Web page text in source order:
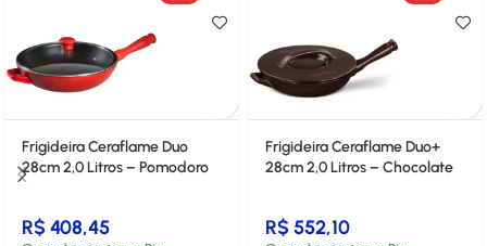
Frigideira Ceraflame Duo
28cm 2,0 Litros – Pomodoro
R$408,45
Frigideira Ceraflame Duo+
28cm 2,0 Litros – Chocolate
R$552,10